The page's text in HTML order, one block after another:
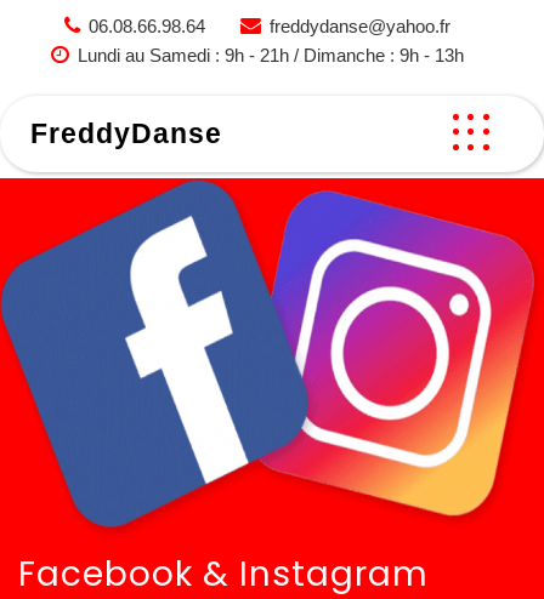
06.08.66.98.64
freddydanse@yahoo.fr
Lundi au Samedi : 9h - 21h / Dimanche : 9h - 13h
FreddyDanse
Facebook & Instagram